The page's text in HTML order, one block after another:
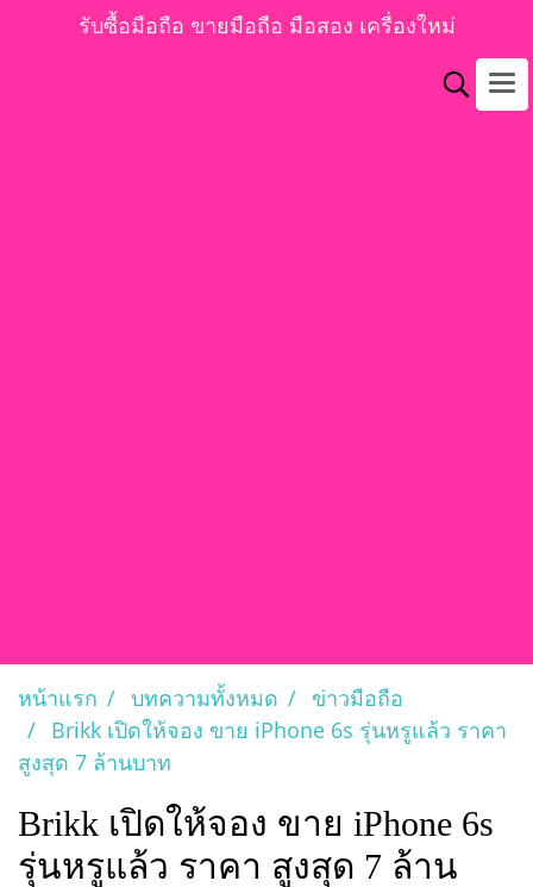
รับซื้อมือถือ ขายมือถือ มือสอง เครื่องใหม่
หน้าแรก บทความทั้งหมด
ข่าวมือถือ
Brikk เปิดให้จอง ขาย iPhone 6s รุ่นหรูแล้ว ราคา
สูงสุด 7 ล้านบาท
Brikk เปิดให้จอง ขาย iPhone 6s
รุ่นหรูแล้ว ราคา สูงสุด 7 ล้าน